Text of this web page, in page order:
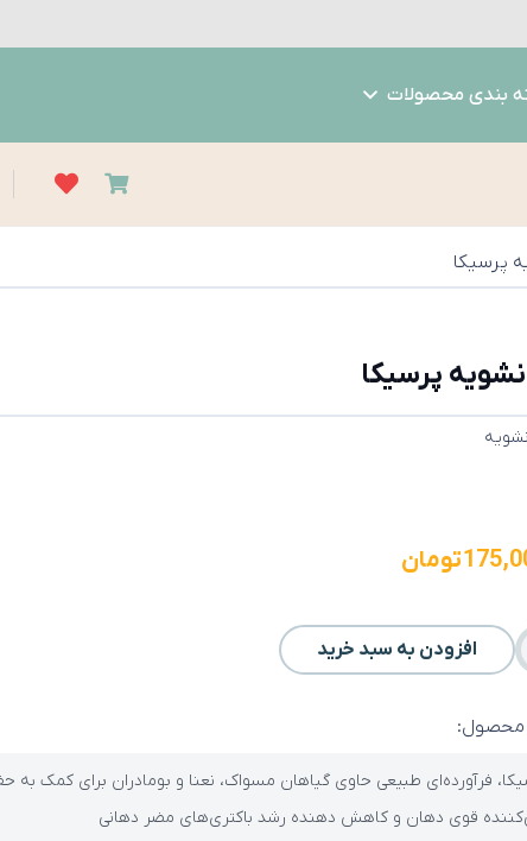
بندی محصولات
پرسیکا
پرسیکا
تومان
افزودن به سبد خرید
محصول:
فرآورده‌ای طبیعی حاوی گیاهان مسواک، نعنا و بومادران برای کمک به
قوی دهان و کاهش دهنده رشد باکتری‌های مضر دهانی